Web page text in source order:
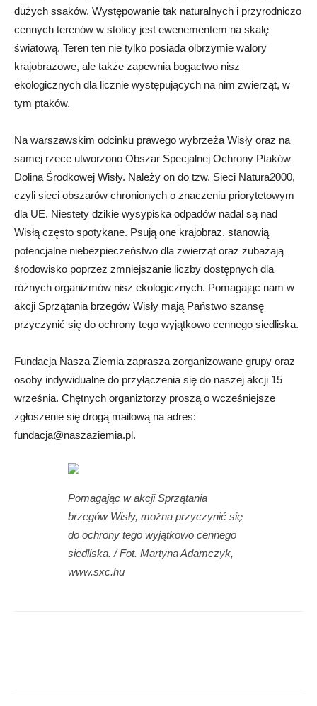
dużych ssaków. Występowanie tak naturalnych i przyrodniczo
cennych terenów w stolicy jest ewenementem na skalę
światową. Teren ten nie tylko posiada olbrzymie walory
krajobrazowe, ale także zapewnia bogactwo nisz
ekologicznych dla licznie występujących na nim zwierząt, w
tym ptaków.
Na warszawskim odcinku prawego wybrzeża Wisły oraz na
samej rzece utworzono Obszar Specjalnej Ochrony Ptaków
Dolina Środkowej Wisły. Należy on do tzw. Sieci Natura2000,
czyli sieci obszarów chronionych o znaczeniu priorytetowym
dla UE. Niestety dzikie wysypiska odpadów nadal są nad
Wisłą często spotykane. Psują one krajobraz, stanowią
potencjalne niebezpieczeństwo dla zwierząt oraz zubażają
środowisko poprzez zmniejszanie liczby dostępnych dla
różnych organizmów nisz ekologicznych. Pomagając nam w
akcji Sprzątania brzegów Wisły mają Państwo szansę
przyczynić się do ochrony tego wyjątkowo cennego siedliska.
Fundacja Nasza Ziemia zaprasza zorganizowane grupy oraz
osoby indywidualne do przyłączenia się do naszej akcji 15
września. Chętnych organiztorzy proszą o wcześniejsze
zgłoszenie się drogą mailową na adres:
fundacja@naszaziemia.pl.
Pomagając w akcji Sprzątania
brzegów Wisły, można przyczynić się
do ochrony tego wyjątkowo cennego
siedliska. / Fot. Martyna Adamczyk,
www.sxc.hu